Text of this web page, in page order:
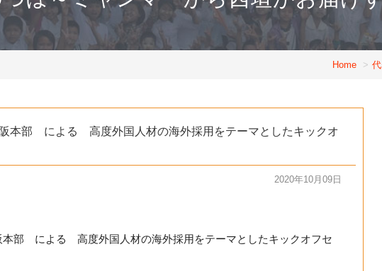
Home
本部 による 高度外国人材の海外採用をテーマとしたキックオ
2020年10月09日
部 による 高度外国人材の海外採用をテーマとしたキックオフセ